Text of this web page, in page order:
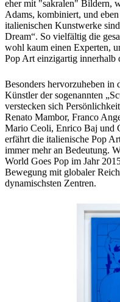
eher mit "sakralen" Bildern,
Adams, kombiniert, und
italienischen Kunstwerke
Dream“. So vielfältig die
wohl kaum einen Experten,
Pop Art einzigartig innerhalb
Besonders hervorzuheben in
Künstler der sogenannten
verstecken sich
Renato Mambor, Franco
Mario Ceoli, Enrico Baj und
erfährt die italienische Pop
immer mehr an Bedeutung.
World Goes Pop im Jahr
Bewegung mit globaler
dynamischsten Zentren.